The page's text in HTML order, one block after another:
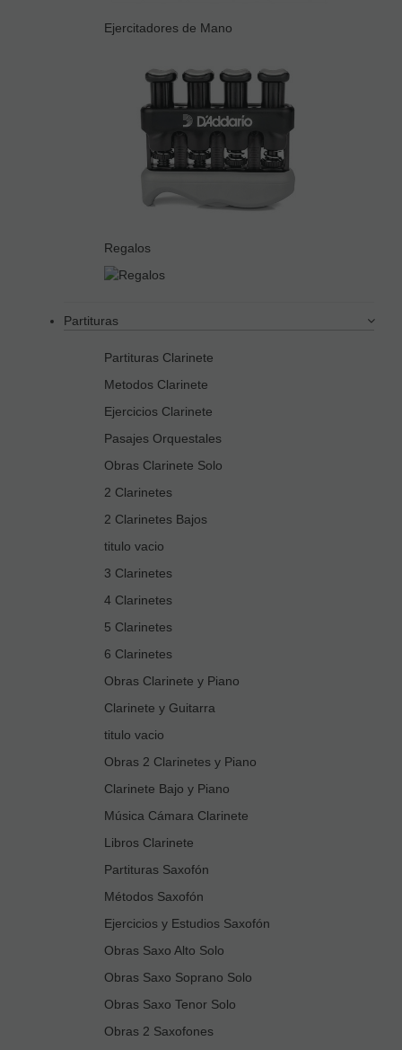
Ejercitadores de Mano
Regalos
Partituras
Partituras Clarinete
Metodos Clarinete
Ejercicios Clarinete
Pasajes Orquestales
Obras Clarinete Solo
2 Clarinetes
2 Clarinetes Bajos
titulo vacio
3 Clarinetes
4 Clarinetes
5 Clarinetes
6 Clarinetes
Obras Clarinete y Piano
Clarinete y Guitarra
titulo vacio
Obras 2 Clarinetes y Piano
Clarinete Bajo y Piano
Música Cámara Clarinete
Libros Clarinete
Partituras Saxofón
Métodos Saxofón
Ejercicios y Estudios Saxofón
Obras Saxo Alto Solo
Obras Saxo Soprano Solo
Obras Saxo Tenor Solo
Obras 2 Saxofones